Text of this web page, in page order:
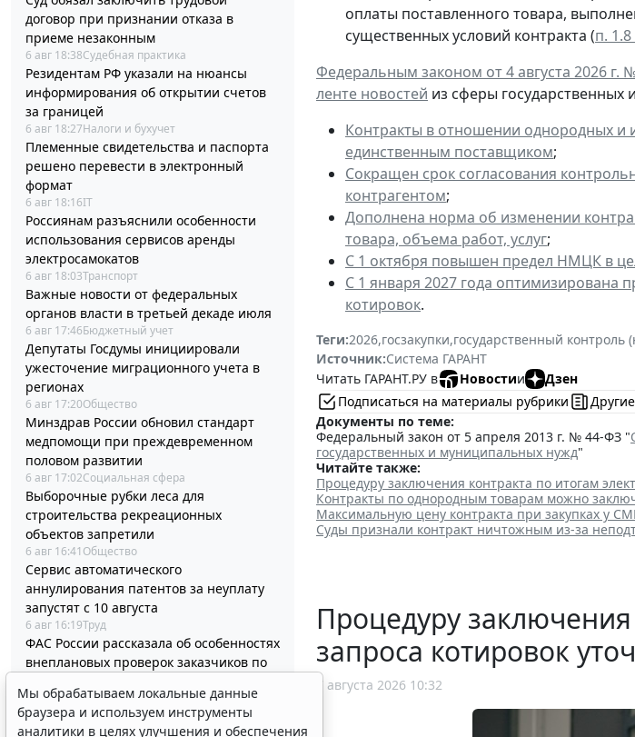
договор при признании отказа в
приеме незаконным
6 авг 18:38Судебная практика
Резидентам РФ указали на нюансы
информирования об открытии счетов
за границей
6 авг 18:27Налоги и бухучет
Племенные свидетельства и паспорта
решено перевести в электронный
формат
6 авг 18:16IT
Россиянам разъяснили особенности
использования сервисов аренды
электросамокатов
6 авг 18:03Транспорт
Важные новости от федеральных
органов власти в третьей декаде июля
6 авг 17:46Бюджетный учет
Депутаты Госдумы инициировали
ужесточение миграционного учета в
регионах
6 авг 17:20Общество
Минздрав России обновил стандарт
медпомощи при преждевременном
половом развитии
6 авг 17:02Социальная сфера
Выборочные рубки леса для
строительства рекреационных
объектов запретили
6 авг 16:41 Общество
Сервис автоматического
аннулирования патентов за неуплату
запустят с 10 августа
6 авг 16:19Труд
ФАС России рассказала об особенностях
внеплановых проверок заказчиков по
6 авг 16:00Проверки
Процедуру приостановки или запрета
оплаты поставленного товара,
существенных условий контракта (п.
Федеральным законом от 4 августа 2026 г.
ленте новостей из сферы государственных
Контракты в отношении однородных и
единственным поставщиком;
Сокращен срок согласования
контрагентом;
Дополнена норма об изменении
товара, объема работ, услуг;
С 1 октября повышен предел НМЦК в
С 1 января 2027 года оптимизирована
котировок.
Теги:2026,госзакупки,государственный контроль
Источник:Система ГАРАНТ
Читать ГАРАНТ.РУ в
Новостии
Дзен
Подписаться на материалы рубрики
Документы по теме:
Федеральный закон от 5 апреля 2013 г. № 44-ФЗ "
государственных и муниципальных нужд"
Читайте также:
Процедуру заключения контракта по итогам
Контракты по однородным товарам можно
Максимальную цену контракта при закупках у
Суды признали контракт ничтожным из-за
Процедуру
запроса котировок
7 августа 2026 10:32
Мы обрабатываем локальные данные
браузера и используем инструменты
аналитики в целях улучшения и обеспечения